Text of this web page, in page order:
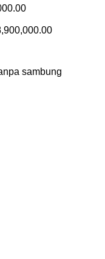
sambung